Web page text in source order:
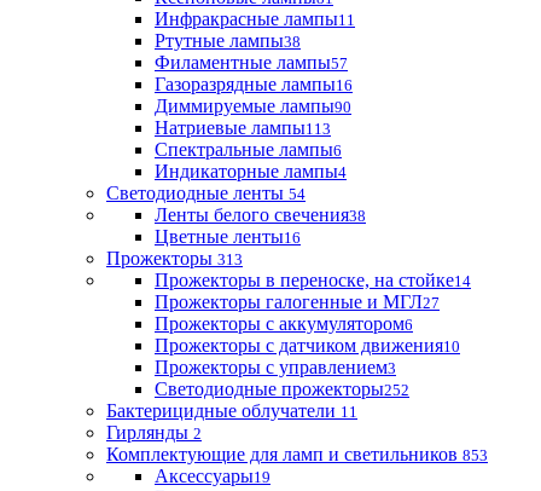
Инфракрасные лампы11
Ртутные лампы38
Филаментные лампы57
Газоразрядные лампы16
Диммируемые лампы90
Натриевые лампы113
Спектральные лампы6
Индикаторные лампы4
Светодиодные ленты 54
Ленты белого свечения38
Цветные ленты16
Прожекторы 313
Прожекторы в переноске, на стойке14
Прожекторы галогенные и МГЛ27
Прожекторы с аккумулятором6
Прожекторы с датчиком движения10
Прожекторы с управлением3
Светодиодные прожекторы252
Бактерицидные облучатели 11
Гирлянды 2
Комплектующие для ламп и светильников 853
Аксессуары19